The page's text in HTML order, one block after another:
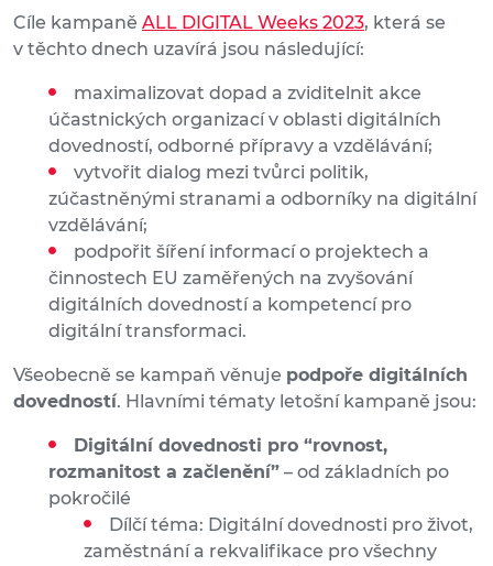
Cíle kampaně ALL DIGITAL Weeks 2023, která se
v těchto dnech uzavírá jsou následující:
maximalizovat dopad a zviditelnit akce
účastnických organizací v oblasti digitálních
dovedností, odborné přípravy a vzdělávání;
vytvořit dialog mezi tvůrci politik,
zúčastněnými stranami a odborníky na digitální
vzdělávání;
podpořit šíření informací o projektech a
činnostech EU zaměřených na zvyšování
digitálních dovedností a kompetencí pro
digitální transformaci.
Všeobecně se kampaň věnuje podpoře digitálních
dovedností. Hlavními tématy letošní kampaně jsou:
Digitální dovednosti pro “rovnost,
rozmanitost a začlenění” – od základních po
pokročilé
Dílčí téma: Digitální dovednosti pro život,
zaměstnání a rekvalifikace pro všechny